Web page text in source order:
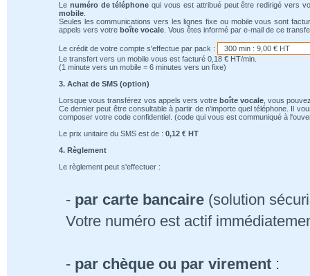
Le numéro de téléphone qui vous est attribué peut être redirigé vers
mobile
Seules les communications vers les lignes fixe ou mobile vous sont
appels vers votre boîte vocale . Vous êtes informé par e-mail de ce
Le crédit de votre compte s'effectue par pack :
Le transfert vers un mobile vous est facturé 0,18 € HT/min.
(1 minute vers un mobile = 6 minutes vers un fixe)
3. Achat de SMS (option)
Lorsque vous transférez vos appels vers votre boîte vocale , vous
Ce dernier peut être consultable à partir de n'importe quel téléphone. Il
composer votre code confidentiel. (code qui vous est communiqué à
Le prix unitaire du SMS est de : 0,12 € HT
4. Règlement
Le règlement peut s'effectuer :
- par carte bancaire (solution
Votre numéro est actif
- par chèque ou par virement :